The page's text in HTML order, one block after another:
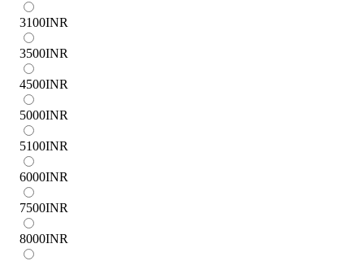
3100INR
3500INR
4500INR
5000INR
5100INR
6000INR
7500INR
8000INR